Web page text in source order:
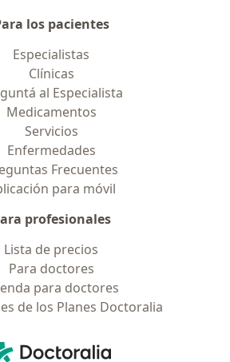
los pacientes
Especialistas
Clínicas
al Especialista
Medicamentos
Servicios
Enfermedades
Frecuentes
para móvil
profesionales
Lista de precios
Para doctores
para doctores
de los Planes Doctoralia
Doctoralia - Página de inicio